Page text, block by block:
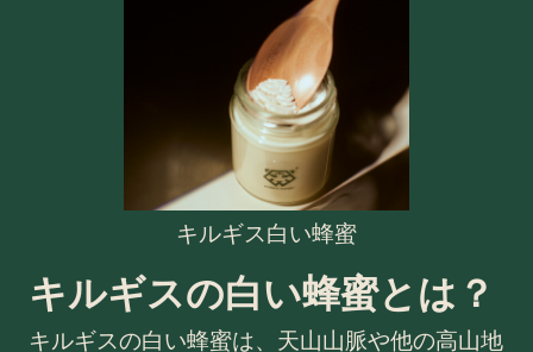
キルギス白い蜂蜜
キルギスの白い蜂蜜とは？
キルギスの白い蜂蜜は、天山山脈や他の高山地